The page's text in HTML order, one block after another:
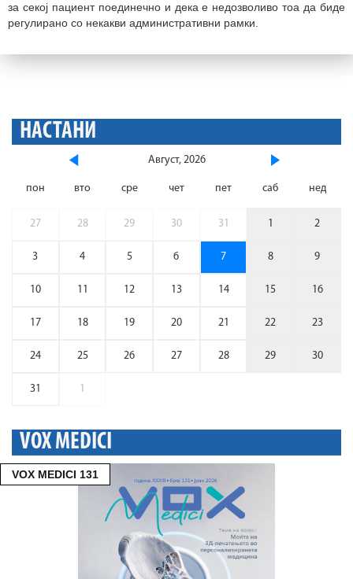
за секој пациент поединечно и дека е недозволиво тоа да биде
регулирано со некакви административни рамки.
НАСТАНИ
Август, 2026
пон вто сре чет пет саб нед
27 28 29 30 31 1 2
3 4 5 6 7 8 9
10 11 12 13 14 15 16
17 18 19 20 21 22 23
24 25 26 27 28 29 30
31 1
VOX MEDICI
VOX MEDICI 131